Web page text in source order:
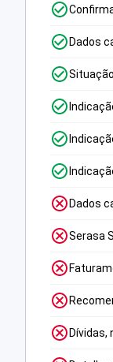
Dados
Dados
Serasa